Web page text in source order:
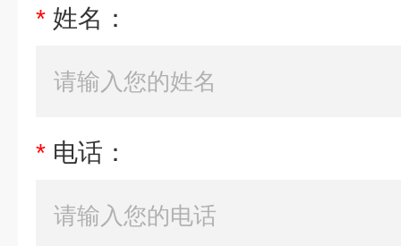
* 姓名：
* 电话：